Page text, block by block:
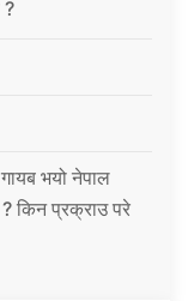
?
भयो नेपाल
किन प्रक्राउ परे